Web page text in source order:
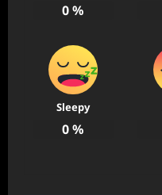
0%
Sleepy
0%